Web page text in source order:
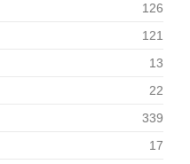
126
121
13
22
339
17